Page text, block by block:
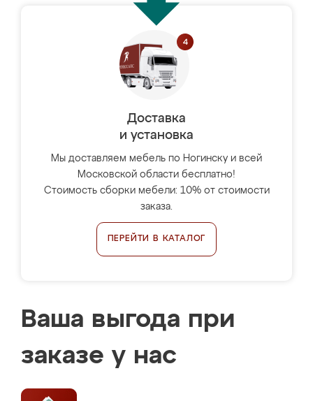
Доставка
и установка
Мы доставляем мебель по Ногинску и всей
Московской области бесплатно!
Стоимость сборки мебели: 10% от стоимости
заказа.
ПЕРЕЙТИ В КАТАЛОГ
Ваша выгода при
заказе у нас